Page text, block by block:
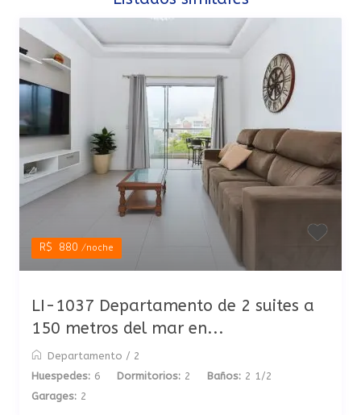
R$ 880/noche
LI-1037 Departamento de 2 suites a
150 metros del mar en...
Departamento / 2
Huespedes: 6 Dormitorios: 2 Baños: 2 1/2
Garages: 2